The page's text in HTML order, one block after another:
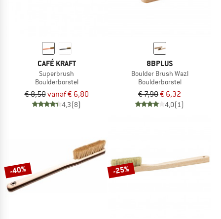
CAFÉ KRAFT
Superbrush
Boulderborstel
€ 8,50vanaf € 6,80
4,3(8)
8BPLUS
Boulder Brush Wazl
Boulderborstel
€ 7,90€ 6,32
4,0(1)
-40% -25%